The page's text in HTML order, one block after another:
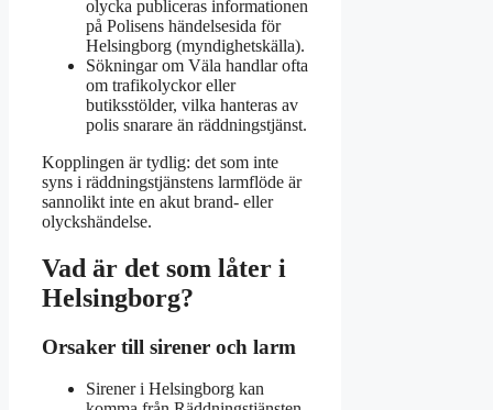
olycka publiceras informationen
på Polisens händelsesida för
Helsingborg (myndighetskälla).
Sökningar om Väla handlar ofta
om trafikolyckor eller
butiksstölder, vilka hanteras av
polis snarare än räddningstjänst.
Kopplingen är tydlig: det som inte
syns i räddningstjänstens larmflöde är
sannolikt inte en akut brand- eller
olyckshändelse.
Vad är det som låter i
Helsingborg?
Orsaker till sirener och larm
Sirener i Helsingborg kan